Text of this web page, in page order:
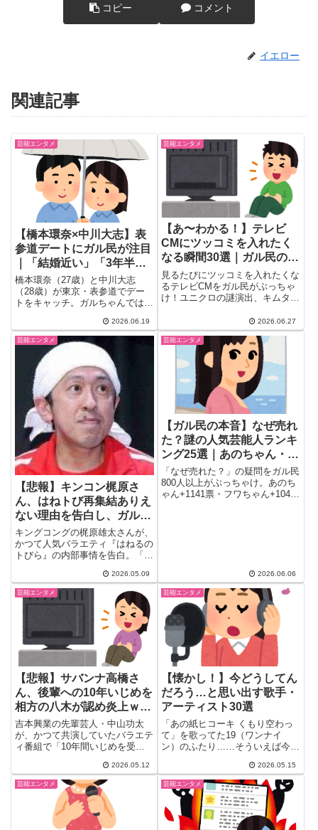
コピー コメント
イエロー
関連記事
芸能エンタメ
【橋本環奈×中川大志】表
参道デートにガル民が注目
｜「結婚近い」「3年半越
えのラブラブ」まとめ
橋本環奈（27歳）と中川大志
（28歳）が東京・表参道でデー
トをキャッチ。ガルちゃんでは
も違和感ない」など応援コメント
が殺到。2022年秋の交際スクー
プから3年半の熱愛継続中の二人
にガル民が送る本音をまとめまし
た。
2026.06.19
芸能エンタメ
【あ〜わかる！】テレビ
CMにツッコミを入れたく
なる瞬間30選｜ガル民の本
音炸裂
見るたびにツッコミを入れたくな
るテレビCMをガル民がぶっちゃ
け！ユニクロの謎演出、キムタク
ツッコミ、生理CM「アクティブ
に！」の非現実設定、ローンCM
の豪快な誘導など、共感必至の場
面30選を一気にまとめ紹介。
2026.06.27
芸能エンタメ
【悲報】キンコン梶原さ
ん、はねトび再集結ありえ
ない理由を告白し、ガルち
ゃんで炎上ｗｗｗｗｗｗｗ
ｗｗｗｗｗｗｗｗｗｗ
キングコングの梶原雄太さんが、
かつて人気バラエティ『はねるの
トびら』の内部事情を告白。「一
2026.05.09
芸能エンタメ
【ガル民の本音】なぜ売れ
た？謎の人気芸能人ランキ
ング25選｜あのちゃん・フ
ワちゃん・アンミカが上位
独占
「なぜ売れた？」の疑問をガル民
800人以上がぶっちゃけ。あのち
ゃん+1141票・フワちゃん+1045
2026.06.06
芸能エンタメ
【悲報】サバンナ高橋さ
ん、後輩への10年いじめを
相方の八木が認め炎上ｗｗ
ｗ
吉本興業の先輩芸人・中山功太
が、かつて共演していたバラエテ
ィ番組で「10年間いじめを受け
2026.05.12
芸能エンタメ
【懐かし！】今どうしてん
だろう…と思い出す歌手・
アーティスト30選
「あの紙ヒコーキ くもり空わっ
て」を歌ってた19（ワンナイ
ン）のふたり……そういえば今ど
2026.05.15
芸能エンタメ 芸能エンタメ